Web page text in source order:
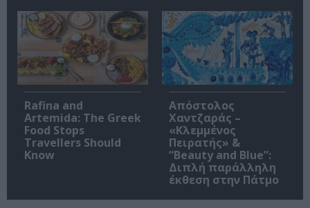
Rafina and
Artemida: The Greek
Food Stops
Travellers Should
Know
Απόστολος
Χαντζαράς –
«Κλεμμένος
Πειρατής» &
“Beauty and Blue”:
Διπλή παράλληλη
έκθεση στην Πάτμο